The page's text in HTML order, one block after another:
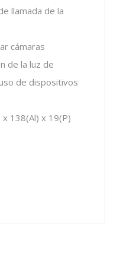
llamada de la
cámaras
de la luz de
de dispositivos
138(Al) x 19(P)